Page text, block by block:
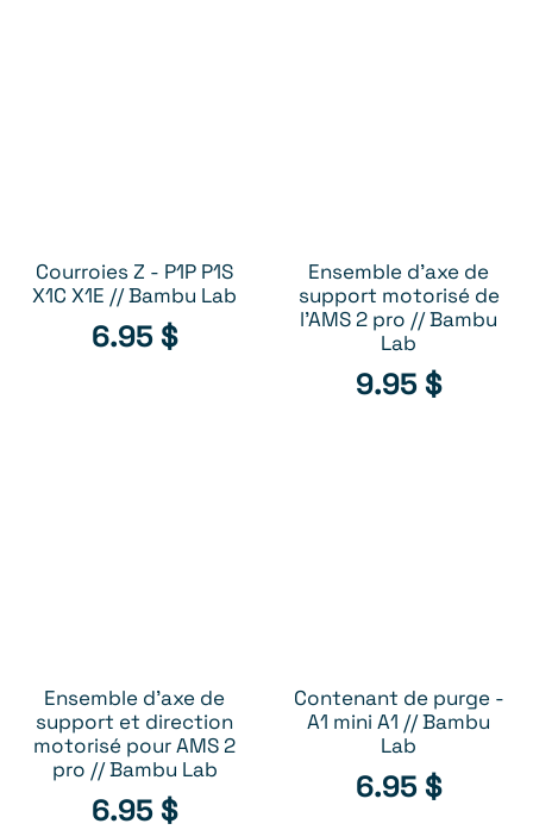
AJOUTER AU PANIER
Courroies Z - P1P P1S
X1C X1E // Bambu Lab
6.95$
AJOUTER AU PANIER
Ensemble d'axe de
support motorisé de
l'AMS 2 pro // Bambu
Lab
9.95$
AJOUTER AU PANIER
Ensemble d'axe de
support et direction
motorisé pour AMS 2
pro // Bambu Lab
6.95$
AJOUTER AU PANIER
Contenant de purge -
A1 mini A1 // Bambu
Lab
6.95$